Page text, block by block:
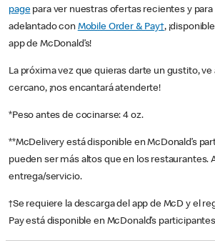
pagepara ver nuestras ofertas recientes y
adelantado con Mobile Order & Pay†,
app de McDonald’s!
La próxima vez que quieras darte un gustito, ve
cercano, ¡nos encantará atenderte!
*Peso antes de cocinarse: 4 oz.
**McDelivery está disponible en McDonald’s
pueden ser más altos que en los restaurantes.
entrega/servicio.
†Se requiere la descarga del app de McD y el
Pay está disponible en McDonald’s